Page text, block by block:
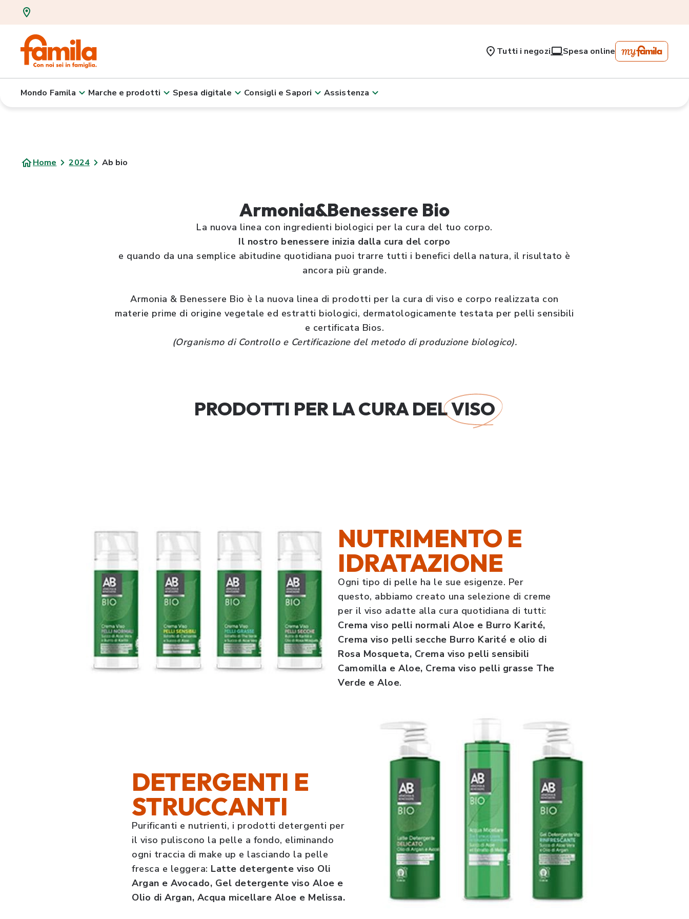
Tutti i negozi Spesa online
Mondo Famila Marche e prodotti Spesa digitale Consigli e Sapori Assistenza
Home 2024 Ab bio
Armonia&Benessere Bio
La nuova linea con ingredienti biologici per la cura del tuo corpo.
Il nostro benessere inizia dalla cura del corpo
e quando da una semplice abitudine quotidiana puoi trarre tutti i benefici della natura, il risultato è
ancora più grande.
Armonia & Benessere Bio è la nuova linea di prodotti per la cura di viso e corpo realizzata con
materie prime di origine vegetale ed estratti biologici, dermatologicamente testata per pelli sensibili
e certificata Bios.
(Organismo di Controllo e Certificazione del metodo di produzione biologico).
PRODOTTI PER LA CURA DELVISO
NUTRIMENTO E
IDRATAZIONE
Ogni tipo di pelle ha le sue esigenze. Per
questo, abbiamo creato una selezione di creme
per il viso adatte alla cura quotidiana di tutti:
Crema viso pelli normali Aloe e Burro Karité,
Crema viso pelli secche Burro Karité e olio di
Rosa Mosqueta, Crema viso pelli sensibili
Camomilla e Aloe, Crema viso pelli grasse The
Verde e Aloe.
DETERGENTI E
STRUCCANTI
Purificanti e nutrienti, i prodotti detergenti per
il viso puliscono la pelle a fondo, eliminando
ogni traccia di make up e lasciando la pelle
fresca e leggera: Latte detergente viso Oli
Argan e Avocado, Gel detergente viso Aloe e
Olio di Argan, Acqua micellare Aloe e Melissa.